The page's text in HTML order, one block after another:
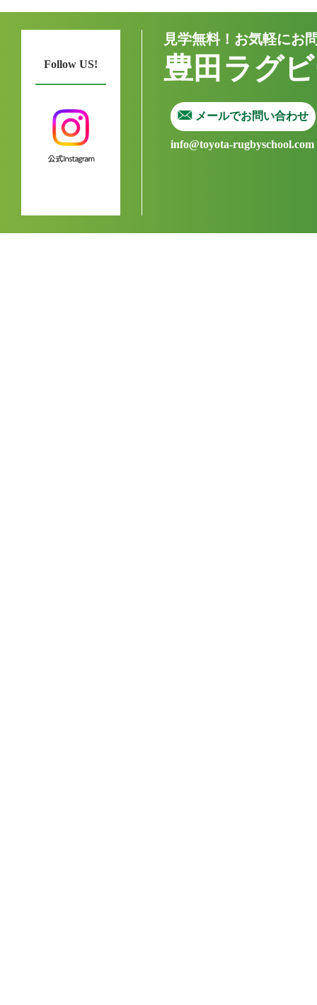
Follow US!
見学無料！お気軽にお
豊田ラグ
メールでお問い合わせ
info@toyota-rugbyschool.com